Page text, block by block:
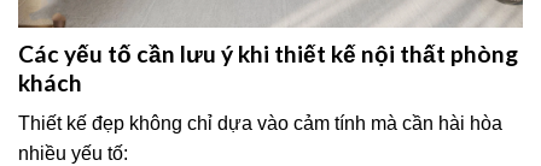
Các yếu tố cần lưu ý khi thiết kế nội thất phòng
khách
Thiết kế đẹp không chỉ dựa vào cảm tính mà cần hài hòa
nhiều yếu tố: